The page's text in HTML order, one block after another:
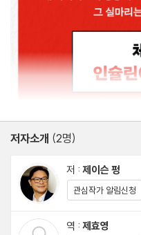
07. 인슐린
08. 코르티솔
10. 인슐린 저항성
11. 대형 식품업체와 당뇨 비만
12. 빈곤과 비만
저자소개 (2명)
저 : 제이슨 펑
관심작가 알림신청
역 : 제효영